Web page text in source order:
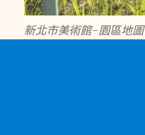
新北市美術館-園區地圖